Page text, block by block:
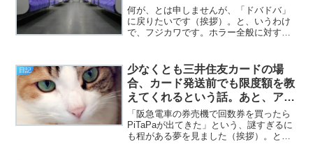
何が、とは申しませんが、「ドバドバ」
に戻りたいです（挨拶）。と、いうわけ
で、フジカワです。ホラー全般に対する
皆様いかがお過ごしでしょうか。今日の
エントリは、「『8番のり...
日記
少なくとも三井住友カードの場
合、カード発送前でも限度額を教
えてくれるという話。あと、アフ
ラックの罠。
「阪急電車の券売機で回数券を買ったら
PiTaPaが出てきた」という、謎すぎるに
も程がある夢を見ました（挨拶）。と、